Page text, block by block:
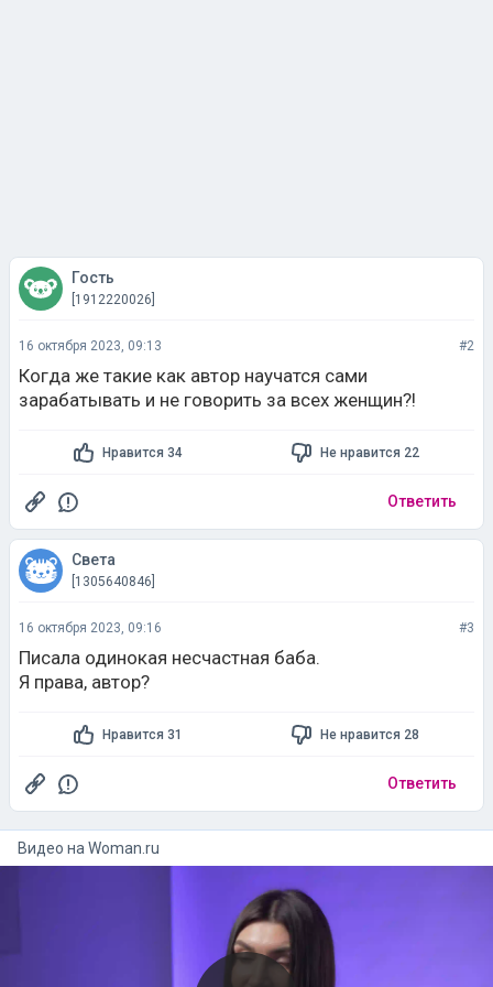
Гость
[1912220026]
16 октября 2023, 09:13 #2
Когда же такие как автор научатся сами
зарабатывать и не говорить за всех женщин?!
Нравится 34 Не нравится 22
Ответить
Cвета
[1305640846]
16 октября 2023, 09:16 #3
Писала одинокая несчастная баба.
Я права, автор?
Нравится 31 Не нравится 28
Ответить
Видео на woman.ru